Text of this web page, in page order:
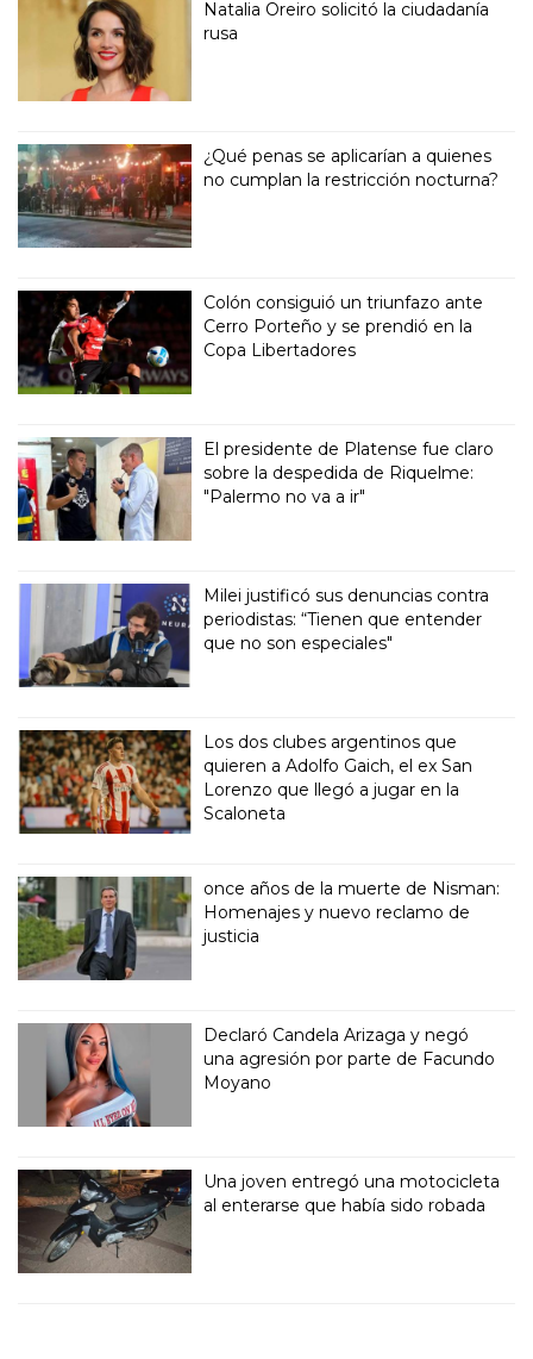
Natalia Oreiro solicitó la ciudadanía
rusa
¿Qué penas se aplicarían a quienes
no cumplan la restricción nocturna?
Colón consiguió un triunfazo ante
Cerro Porteño y se prendió en la
Copa Libertadores
El presidente de Platense fue claro
sobre la despedida de Riquelme:
"Palermo no va a ir"
Milei justificó sus denuncias contra
periodistas: “Tienen que entender
que no son especiales"
Los dos clubes argentinos que
quieren a Adolfo Gaich, el ex San
Lorenzo que llegó a jugar en la
Scaloneta
once años de la muerte de Nisman:
Homenajes y nuevo reclamo de
justicia
Declaró Candela Arizaga y negó
una agresión por parte de Facundo
Moyano
Una joven entregó una motocicleta
al enterarse que había sido robada